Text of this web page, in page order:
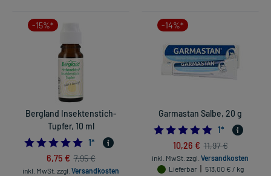
-15%*
Bergland Insektenstich-
Tupfer, 10 ml
5.0
1*
6,75 € 7,95 €
inkl. MwSt. zzgl. Versandkosten
-14%*
Garmastan Salbe, 20 g
5.0
1*
10,26 € 11,97 €
inkl. MwSt. zzgl. Versandkosten
Lieferbar
513,00 € / kg